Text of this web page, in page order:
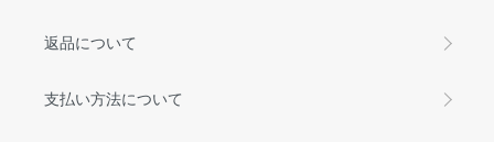
返品について
支払い方法について